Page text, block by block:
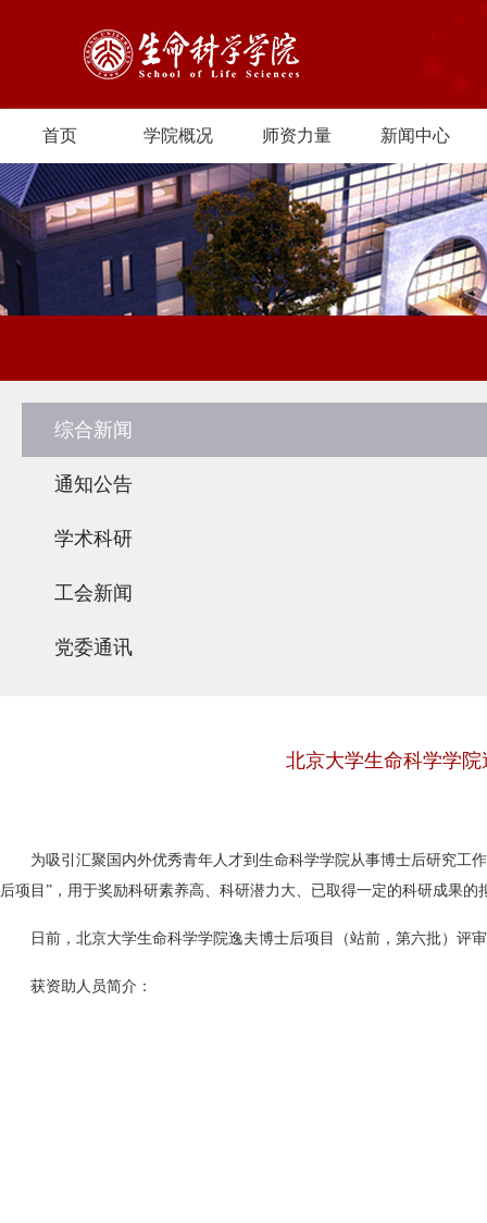
首页 学院概况 师资力量 新闻中心
综合新闻
通知公告
学术科研
工会新闻
党委通讯
北京大学生命科学学
为吸引汇聚国内外优秀青年人才到生命科学学院从事博士后研究工
后项目”，用于奖励科研素养高、科研潜力大、已取得一定的科研成果的
日前，北京大学生命科学学院逸夫博士后项目（站前，第六批）评
获资助人员简介：